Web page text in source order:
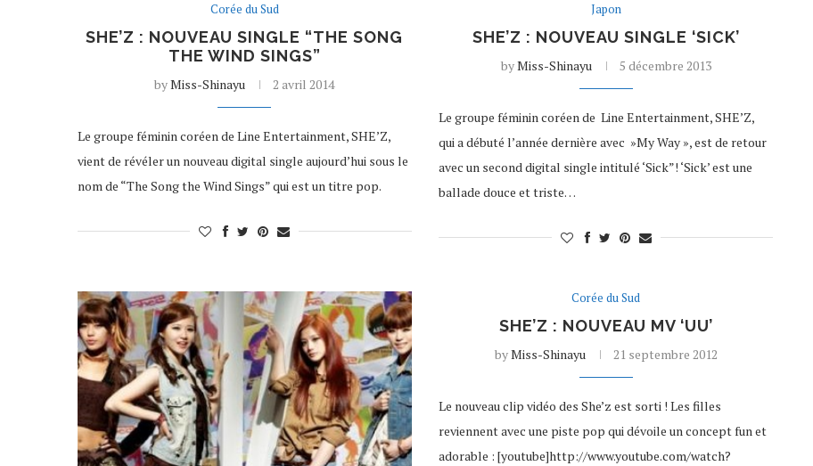
Corée du Sud
SHE’Z : NOUVEAU SINGLE “THE SONG
THE WIND SINGS”
byMiss-Shinayu 2 avril 2014
Le groupe féminin coréen de Line Entertainment, SHE’Z,
vient de révéler un nouveau digital single aujourd’hui sous le
nom de “The Song the Wind Sings” qui est un titre pop.
Japon
SHE’Z : NOUVEAU SINGLE ‘SICK’
byMiss-Shinayu 5 décembre 2013
Le groupe féminin coréen de Line Entertainment, SHE’Z,
qui a débuté l’année dernière avec »My Way », est de retour
avec un second digital single intitulé ‘Sick”! ‘Sick’ est une
ballade douce et triste…
Corée du Sud
SHE’Z : NOUVEAU MV ‘UU’
byMiss-Shinayu 21 septembre 2012
Le nouveau clip vidéo des She’z est sorti ! Les filles
reviennent avec une piste pop qui dévoile un concept fun et
adorable : [youtube]http://www.youtube.com/watch?